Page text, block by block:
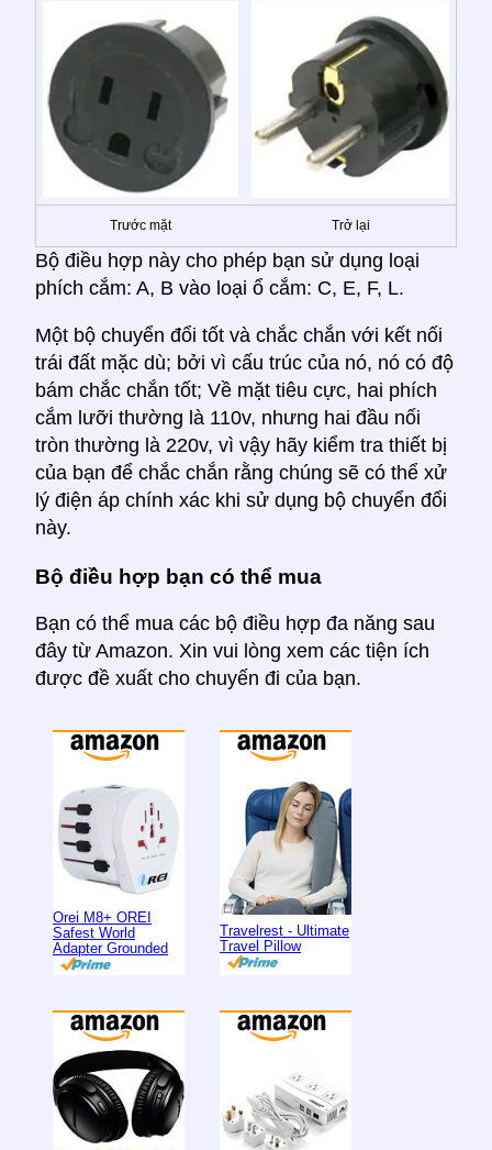
Trước mặt Trở lại
Bộ điều hợp này cho phép bạn sử dụng loại
phích cắm: A, B vào loại ổ cắm: C, E, F, L.
Một bộ chuyển đổi tốt và chắc chắn với kết nối
trái đất mặc dù; bởi vì cấu trúc của nó, nó có độ
bám chắc chắn tốt; Về mặt tiêu cực, hai phích
cắm lưỡi thường là 110v, nhưng hai đầu nối
tròn thường là 220v, vì vậy hãy kiểm tra thiết bị
của bạn để chắc chắn rằng chúng sẽ có thể xử
lý điện áp chính xác khi sử dụng bộ chuyển đổi
này.
Bộ điều hợp bạn có thể mua
Bạn có thể mua các bộ điều hợp đa năng sau
đây từ Amazon. Xin vui lòng xem các tiện ích
được đề xuất cho chuyến đi của bạn.
Orei M8+ OREI
Safest World
Adapter Grounded
Travelrest - Ultimate
Travel Pillow